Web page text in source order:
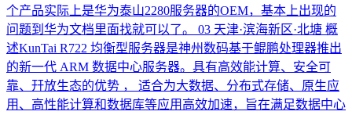
个产品实际上是华为泰山2280服务器的OEM，基本上出现的
问题到华为文档里面找就可以了。 03 天津·滨海新区·北塘 概
述KunTai R722 均衡型服务器是神州数码基于鲲鹏处理器推出
的新一代 ARM 数据中心服务器。具有高效能计算、安全可
靠、幵放生态的优势 ， 适合为大数据、分布式存储、原生应
用、高性能计算和数据库等应用高效加速，旨在满足数据中心